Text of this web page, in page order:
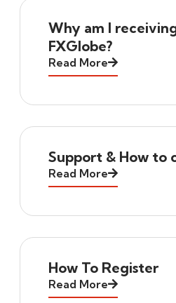
Why am I
FXGlobe?
Read More
Support & How to
Read More
How To Register
Read More